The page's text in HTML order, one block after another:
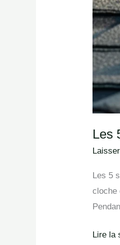
Les
Les 5
cloche
Lire la